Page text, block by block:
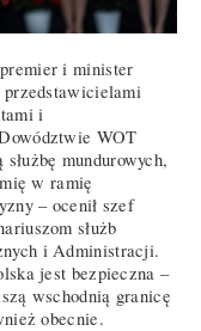
i minister
przedstawicielami
i
WOT
mundurowych,
w ramię
– ocenił szef
służb
i Administracji.
jest bezpieczna –
wschodnią granicę
obecnie.